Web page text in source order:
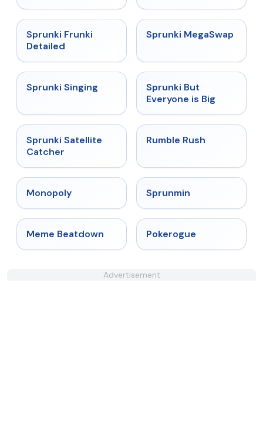
★
Sprunki Frunki
Detailed
★ 4.5
Sprunki MegaSwap
★
Sprunki Singing
Sprunki But
Everyone is Big
★ 4.4
Sprunki Satellite
Catcher
Rumble Rush
Monopoly Sprunmin
★ 4.4
Meme Beatdown Pokerogue
Advertisement